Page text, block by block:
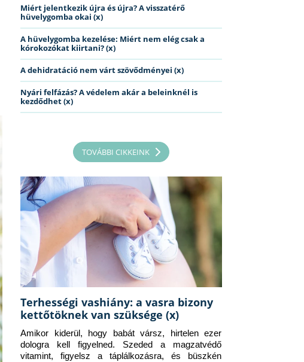
Miért jelentkezik újra és újra? A visszatérő
hüvelygomba okai (x)
A hüvelygomba kezelése: Miért nem elég csak a
kórokozókat kiirtani? (x)
A dehidratáció nem várt szövődményei (x)
Nyári felfázás? A védelem akár a beleinknél is
kezdődhet (x)
TOVÁBBI CIKKEINK
Terhességi vashiány: a vasra bizony
kettőtöknek van szüksége (x)
Amikor kiderül, hogy babát vársz, hirtelen ezer
dologra kell figyelned. Szeded a magzatvédő
vitamint, figyelsz a táplálkozásra, és büszkén